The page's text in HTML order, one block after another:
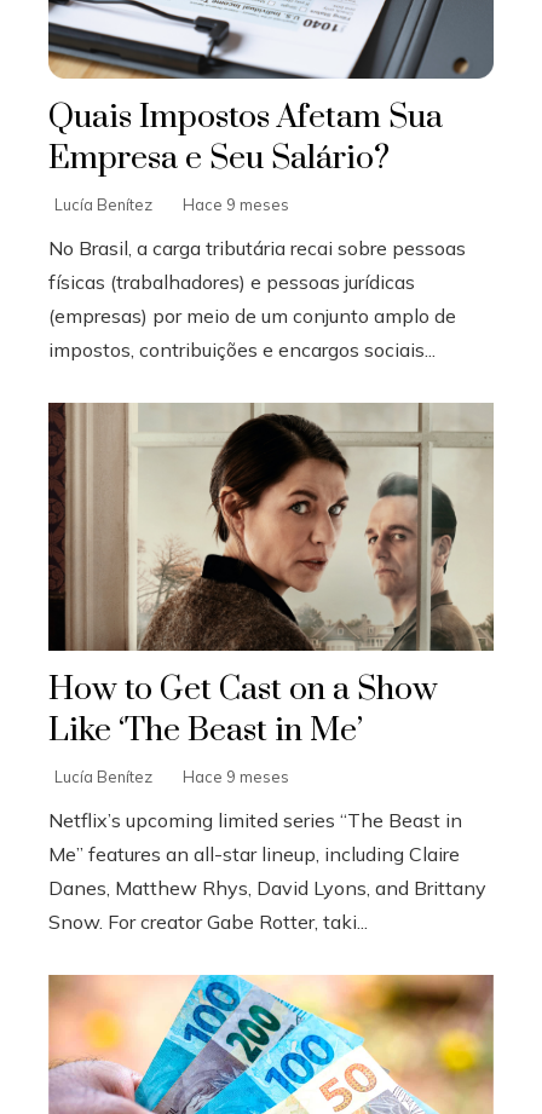
Quais Impostos Afetam Sua
Empresa e Seu Salário?
Lucía Benítez Hace 9 meses
No Brasil, a carga tributária recai sobre pessoas
físicas (trabalhadores) e pessoas jurídicas
(empresas) por meio de um conjunto amplo de
impostos, contribuições e encargos sociais...
How to Get Cast on a Show
Like ‘The Beast in Me’
Lucía Benítez Hace 9 meses
Netflix’s upcoming limited series “The Beast in
Me” features an all-star lineup, including Claire
Danes, Matthew Rhys, David Lyons, and Brittany
Snow. For creator Gabe Rotter, taki...